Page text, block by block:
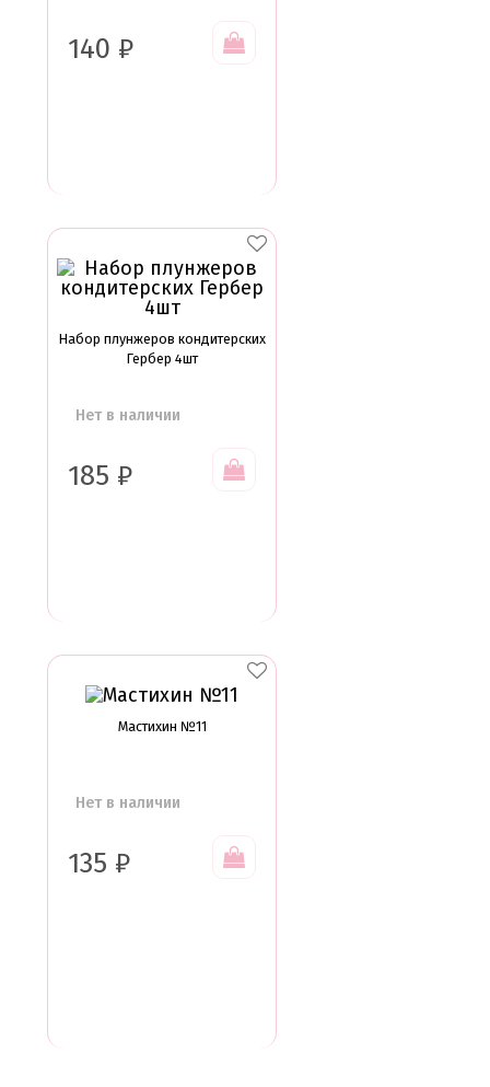
140 ₽
Набор плунжеров кондитерских
Гербер 4шт
Нет в наличии
185 ₽
Мастихин №11
Нет в наличии
135 ₽